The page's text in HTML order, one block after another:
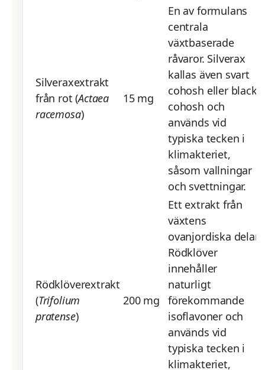
Silveraxextrakt
från rot (Actaea
racemosa)
15 mg
En av formulans
centrala
växtbaserade
råvaror. Silverax
kallas även svart
cohosh eller black
cohosh och
används vid
typiska tecken i
klimakteriet,
såsom vallningar
och svettningar.
Rödklöverextrakt
(Trifolium
pratense)
200 mg
Ett extrakt från
växtens
ovanjordiska delar.
Rödklöver
innehåller
naturligt
förekommande
isoflavoner och
används vid
typiska tecken i
klimakteriet,